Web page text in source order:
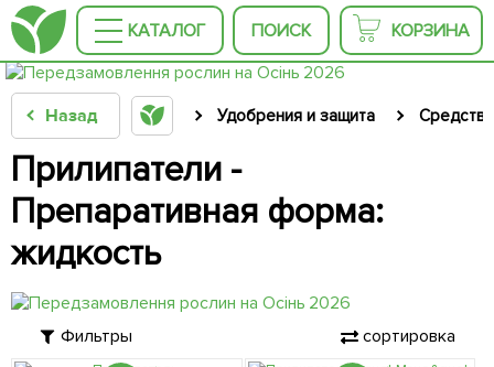
КАТАЛОГ ПОИСК КОРЗИНА
Назад Удобрения и защита
Прилипатели -
Препаративная форма:
жидкость
Фильтры сортировка